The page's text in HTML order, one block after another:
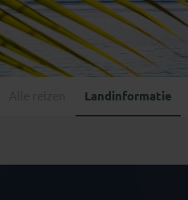
Landinformatie